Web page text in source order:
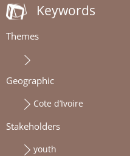
Keywords
Themes
Geographic
Cote d’Ivoire
Stakeholders
youth